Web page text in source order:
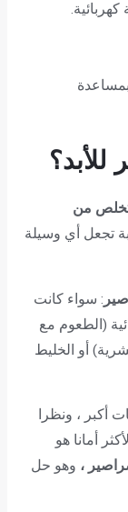
؟
من
تجعل أي وسيلة
: سواء كانت
(الطعوم مع
أو الخليط
أكبر ، ونظرا
أمانا هو
، وهو حل